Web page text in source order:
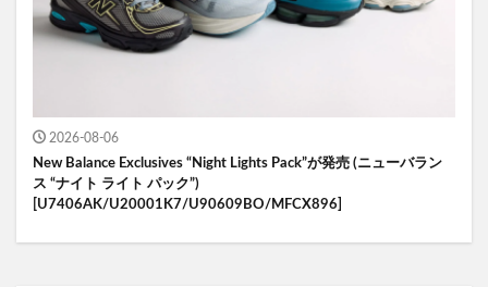
2026-08-06
New Balance Exclusives “Night Lights Pack”が発売 (ニューバラン
ス “ナイト ライト パック”)
[U7406AK/U20001K7/U90609BO/MFCX896]